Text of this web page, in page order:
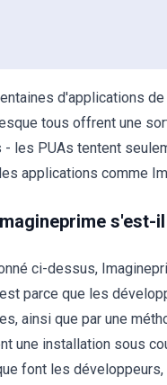
d'applications
tous offrent une
les PUAs tentent
applications comme
ci-dessus,
parce que les
ainsi que par une
une installation sous
font les